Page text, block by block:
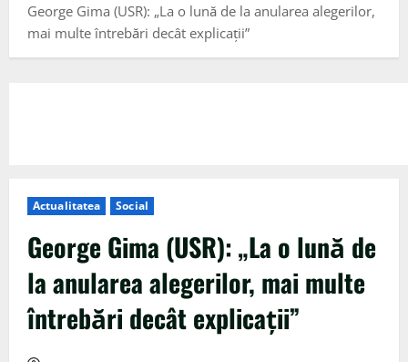
George Gima (USR): „La o lună de la anularea alegerilor,
mai multe întrebări decât explicaţii”
Actualitatea Social
George Gima (USR): „La o lună de
la anularea alegerilor, mai multe
întrebări decât explicaţii”